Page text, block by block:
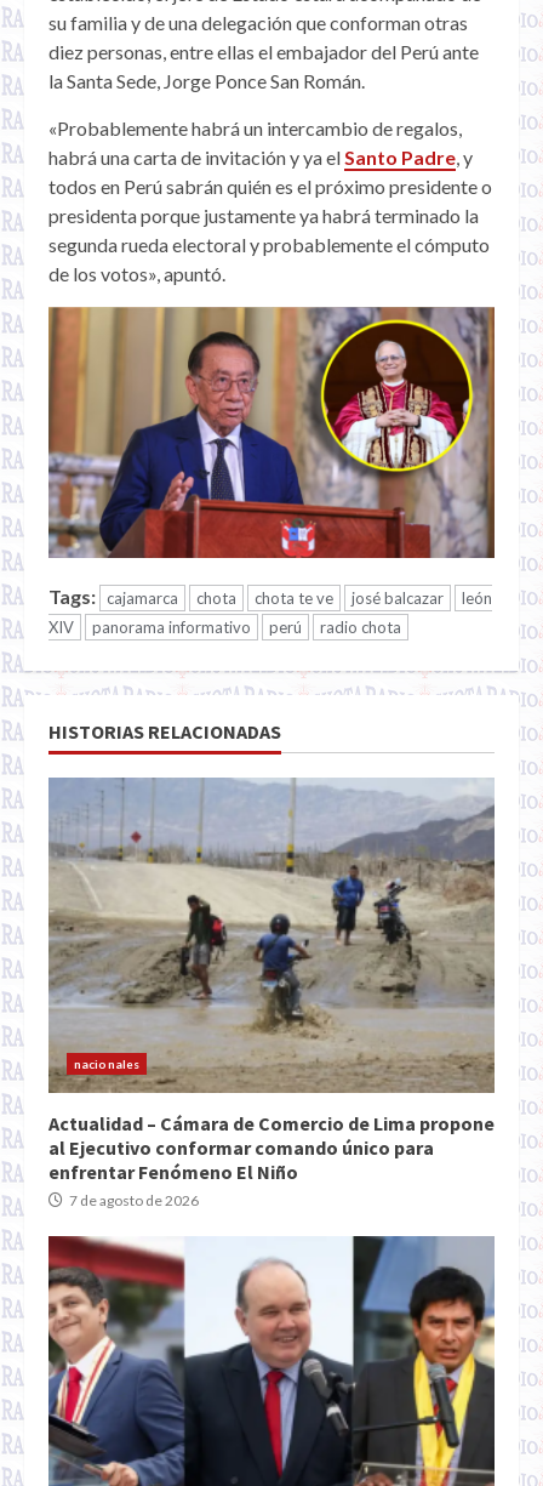
su familia y de una delegación que conforman otras
diez personas, entre ellas el embajador del Perú ante
la Santa Sede, Jorge Ponce San Román.
«Probablemente habrá un intercambio de regalos,
habrá una carta de invitación y ya elSanto Padre, y
todos en Perú sabrán quién es el próximo presidente o
presidenta porque justamente ya habrá terminado la
segunda rueda electoral y probablemente el cómputo
de los votos», apuntó.
Tags: cajamarca chota chota te ve josé balcazar
león
XIV
panorama informativo perú radio chota
HISTORIAS RELACIONADAS
nacionales
Actualidad – Cámara de Comercio de Lima propone
al Ejecutivo conformar comando único para
enfrentar Fenómeno El Niño
7 de agosto de 2026